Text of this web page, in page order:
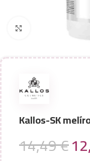
Kallos-SK
14,49€